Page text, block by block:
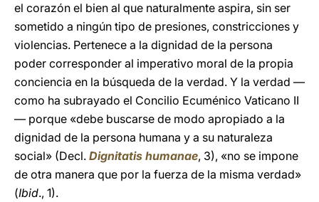
el corazón el bien al que naturalmente aspira, sin ser
sometido a ningún tipo de presiones, constricciones y
violencias. Pertenece a la dignidad de la persona
poder corresponder al imperativo moral de la propia
conciencia en la búsqueda de la verdad. Y la verdad —
como ha subrayado el Concilio Ecuménico Vaticano II
— porque «debe buscarse de modo apropiado a la
dignidad de la persona humana y a su naturaleza
social» (Decl. Dignitatis humanae, 3), «no se impone
de otra manera que por la fuerza de la misma verdad»
(Ibid., 1).